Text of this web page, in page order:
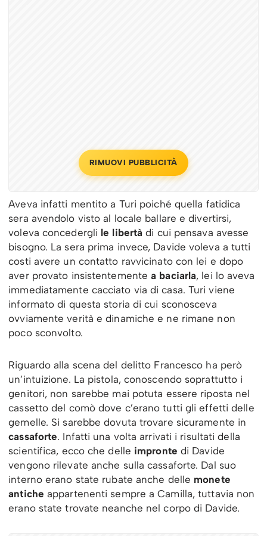
RIMUOVI PUBBLICITÀ
Aveva infatti mentito a Turi poiché quella fatidica
sera avendolo visto al locale ballare e divertirsi,
voleva concedergli le libertà di cui pensava avesse
bisogno. La sera prima invece, Davide voleva a tutti
costi avere un contatto ravvicinato con lei e dopo
aver provato insistentementea baciarla, lei lo aveva
immediatamente cacciato via di casa. Turi viene
informato di questa storia di cui sconosceva
ovviamente verità e dinamiche e ne rimane non
poco sconvolto.
Riguardo alla scena del delitto Francesco ha però
un’intuizione. La pistola, conoscendo soprattutto i
genitori, non sarebbe mai potuta essere riposta nel
cassetto del comò dove c’erano tutti gli effetti delle
gemelle. Si sarebbe dovuta trovare sicuramente in
cassaforte. Infatti una volta arrivati i risultati della
scientifica, ecco che delle impronte di Davide
vengono rilevate anche sulla cassaforte. Dal suo
interno erano state rubate anche delle monete
antiche appartenenti sempre a Camilla, tuttavia non
erano state trovate neanche nel corpo di Davide.